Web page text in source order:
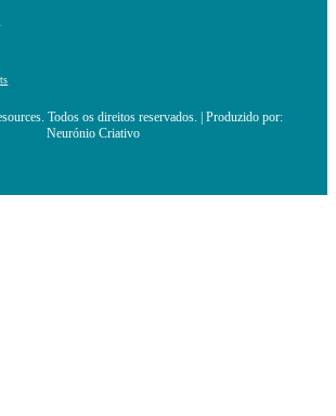
Todos os direitos reservados. | Produzido por:
Neurónio Criativo